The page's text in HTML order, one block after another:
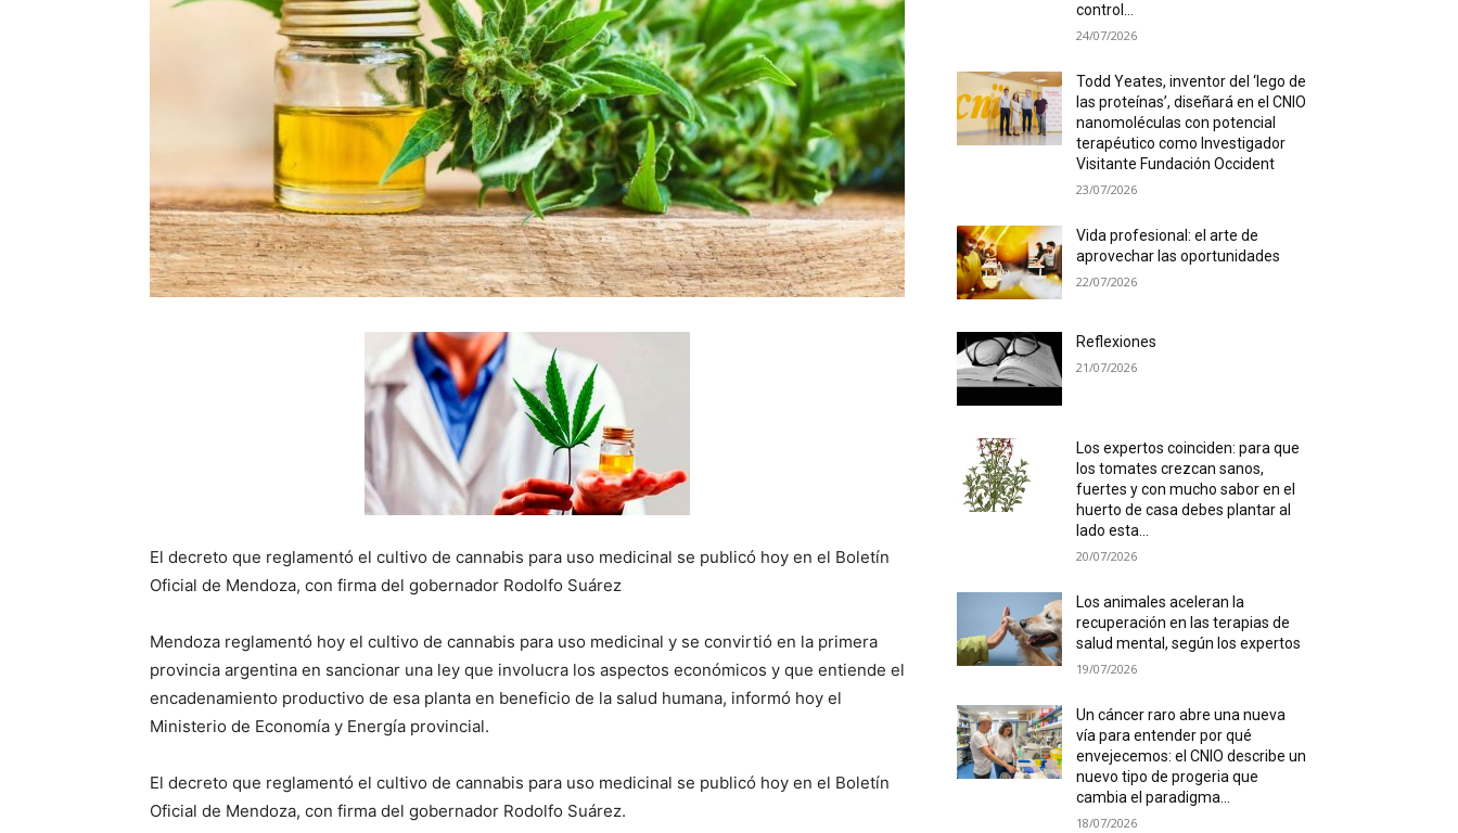
El decreto que reglamentó el cultivo de cannabis para uso medicinal se publicó hoy en el Boletín
Oficial de Mendoza, con firma del gobernador Rodolfo Suárez
Mendoza reglamentó hoy el cultivo de cannabis para uso medicinal y se convirtió en la primera
provincia argentina en sancionar una ley que involucra los aspectos económicos y que entiende el
encadenamiento productivo de esa planta en beneficio de la salud humana, informó hoy el
Ministerio de Economía y Energía provincial.
El decreto que reglamentó el cultivo de cannabis para uso medicinal se publicó hoy en el Boletín
Oficial de Mendoza, con firma del gobernador Rodolfo Suárez.
control...
24/07/2026
Todd Yeates, inventor del ‘lego de
las proteínas’, diseñará en el CNIO
nanomoléculas con potencial
terapéutico como Investigador
Visitante Fundación Occident
23/07/2026
Vida profesional: el arte de
aprovechar las oportunidades
22/07/2026
Reflexiones
21/07/2026
Los expertos coinciden: para que
los tomates crezcan sanos,
fuertes y con mucho sabor en el
huerto de casa debes plantar al
lado esta...
20/07/2026
Los animales aceleran la
recuperación en las terapias de
salud mental, según los expertos
19/07/2026
Un cáncer raro abre una nueva
vía para entender por qué
envejecemos: el CNIO describe un
nuevo tipo de progeria que
cambia el paradigma...
18/07/2026